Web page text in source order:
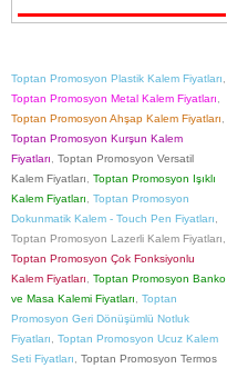
Toptan Promosyon Plastik Kalem Fiyatları
Toptan Promosyon Metal Kalem Fiyatları
Toptan Promosyon Ahşap Kalem Fiyatları
Toptan Promosyon Kurşun Kalem
Fiyatları
Toptan Promosyon Versatil
Kalem Fiyatları
Toptan Promosyon Işıklı
Kalem Fiyatları
Toptan Promosyon
Dokunmatik Kalem - Touch Pen Fiyatları
Toptan Promosyon Lazerli Kalem Fiyatları
Toptan Promosyon Çok Fonksiyonlu
Kalem Fiyatları
Toptan Promosyon Banko
ve Masa Kalemi Fiyatları
Toptan
Promosyon Geri Dönüşümlü Notluk
Fiyatları
Toptan Promosyon Ucuz Kalem
Seti Fiyatları
Toptan Promosyon Termos